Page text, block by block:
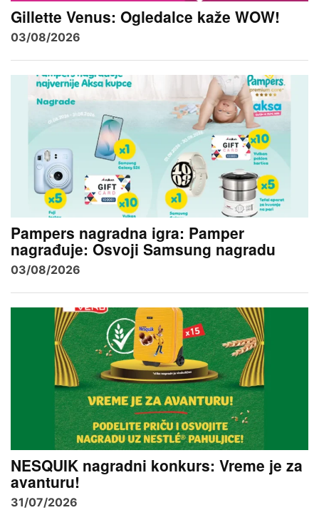
Gillette Venus: Ogledalce kaže WOW!
03/08/2026
Pampers nagradna igra: Pamper
nagrađuje: Osvoji Samsung nagradu
03/08/2026
NESQUIK nagradni konkurs: Vreme je za
avanturu!
31/07/2026